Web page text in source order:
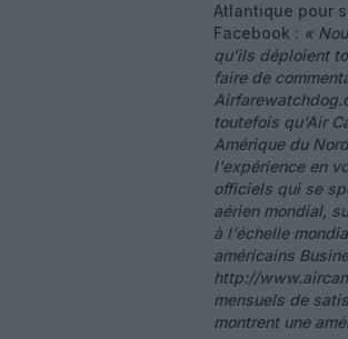
Atlantique pour
Facebook : «
qu’ils déploient
faire de
toutefois qu'Air
Amérique du
l'expérience en
officiels qui se
aérien mondial,
à l'échelle
américains
http://
mensuels de
montrent une